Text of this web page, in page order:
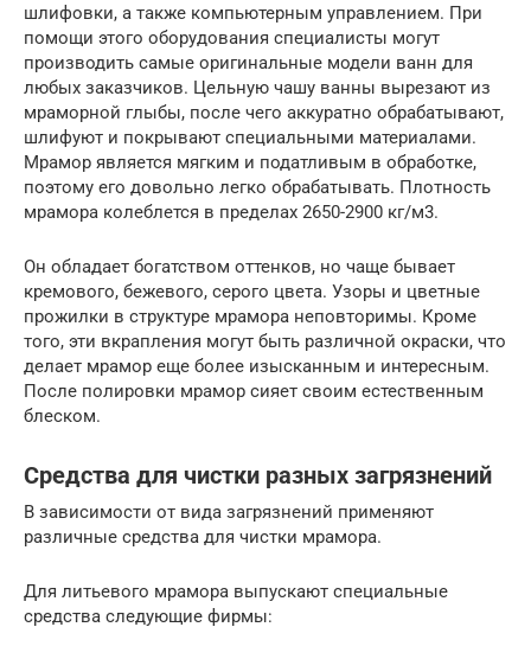
шлифовки, а также компьютерным управлением. При
помощи этого оборудования специалисты могут
производить самые оригинальные модели ванн для
любых заказчиков. Цельную чашу ванны вырезают из
мраморной глыбы, после чего аккуратно обрабатывают,
шлифуют и покрывают специальными материалами.
Мрамор является мягким и податливым в обработке,
поэтому его довольно легко обрабатывать. Плотность
мрамора колеблется в пределах 2650-2900 кг/м3.
Он обладает богатством оттенков, но чаще бывает
кремового, бежевого, серого цвета. Узоры и цветные
прожилки в структуре мрамора неповторимы. Кроме
того, эти вкрапления могут быть различной окраски, что
делает мрамор еще более изысканным и интересным.
После полировки мрамор сияет своим естественным
блеском.
Средства для чистки разных загрязнений
В зависимости от вида загрязнений применяют
различные средства для чистки мрамора.
Для литьевого мрамора выпускают специальные
средства следующие фирмы: